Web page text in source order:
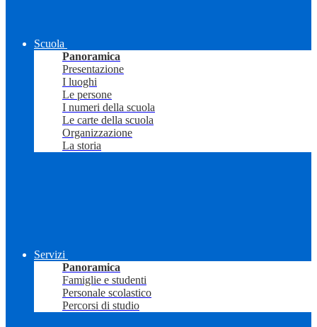
Scuola
Panoramica
Presentazione
I luoghi
Le persone
I numeri della scuola
Le carte della scuola
Organizzazione
La storia
Servizi
Panoramica
Famiglie e studenti
Personale scolastico
Percorsi di studio